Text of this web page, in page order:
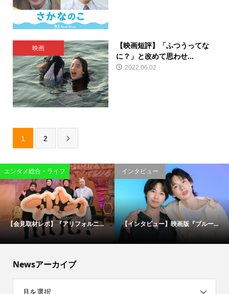
映画
【映画短評】「ふつうってな
に？」と改めて思わせ...
2022.06.02
1 2 
エンタメ総合・ライフ
【会見取材レポ】『アリフォルニ...
インタビュー
【インタビュー】映画版『ブルー...
Newsアーカイブ
月を選択